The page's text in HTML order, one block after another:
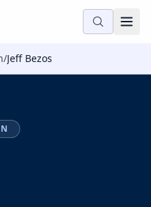
/Jeff Bezos